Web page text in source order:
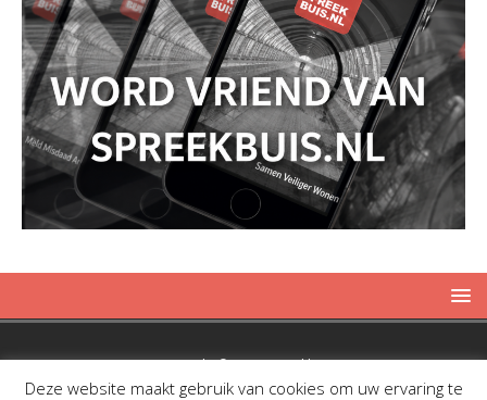
Copyright © 2019 Spreekbuis
Deze website maakt gebruik van cookies om uw ervaring te